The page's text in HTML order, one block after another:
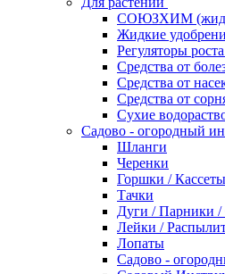
СОЮЗХИМ
Жидкие
Регуляторы
Средства от
Средства от
Средства от
Сухие
Садово - огородный
Шланги
Черенки
Горшки /
Тачки
Дуги / Парники
Лейки /
Лопаты
Садово -